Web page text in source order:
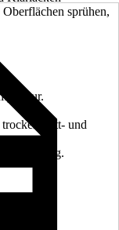
sprühen,
trocken, fett- und
notwendig.